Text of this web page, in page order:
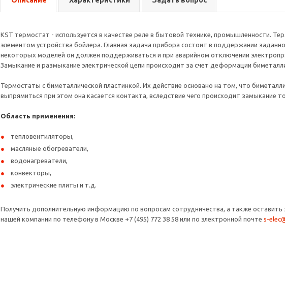
KST термостат - используется в качестве реле в бытовой технике, промышленности.
элементом устройства бойлера. Главная задача прибора состоит в поддержании
некоторых моделей он должен поддерживаться и при аварийном отключении
Замыкание и размыкание электрической цепи происходит за счет деформации
Термостаты с биметаллической пластинкой. Их действие основано на том, что
выпрямиться при этом она касается контакта, вследствие чего происходит замыкание
Область применения:
тепловентиляторы,
масляные обогреватели,
водонагреватели,
конвекторы,
электрические плиты и т.д.
Получить дополнительную информацию по вопросам сотрудничества, а также
нашей компании по телефону в Москве +7 (495) 772 38 58 или по электронной почте s-